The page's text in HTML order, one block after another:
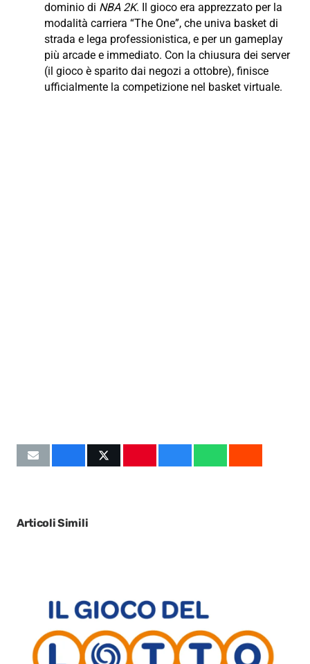
dominio di NBA 2K. Il gioco era apprezzato per la
modalità carriera “The One”, che univa basket di
strada e lega professionistica, e per un gameplay
più arcade e immediato. Con la chiusura dei server
(il gioco è sparito dai negozi a ottobre), finisce
ufficialmente la competizione nel basket virtuale.
Articoli Simili